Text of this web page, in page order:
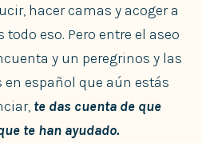
hacer camas y acoger a
todo eso. Pero entre el aseo
y un peregrinos y las
español que aún estás
te das cuenta de que
te han ayudado.